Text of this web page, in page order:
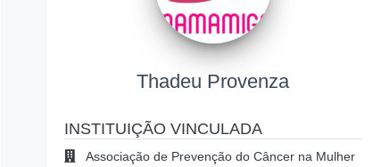
Thadeu Provenza
INSTITUIÇÃO VINCULADA
Associação de Prevenção do Câncer na Mulher